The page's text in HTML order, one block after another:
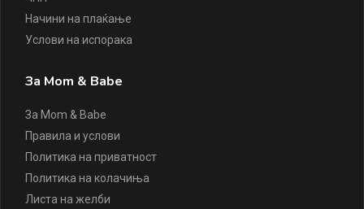
Начини на плаќање
Услови на испорака
За Mom & Babe
За Mom & Babe
Правила и услови
Политика на приватност
Политика на колачиња
Листа на желби